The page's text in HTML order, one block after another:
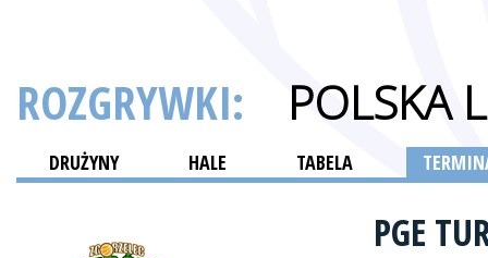
ROZGRYWKI: POLSKA
DRUŻYNY HALE TABELA
PGE